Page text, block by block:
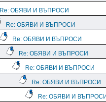
Re: ОБЯВИ И ВЪПРОСИ
Re: ОБЯВИ И ВЪПРОСИ
Re: ОБЯВИ И ВЪПРОСИ
Re: ОБЯВИ И ВЪПРОСИ
Re: ОБЯВИ И ВЪПРОСИ
Re: ОБЯВИ И ВЪПРОСИ
Re: ОБЯВИ И